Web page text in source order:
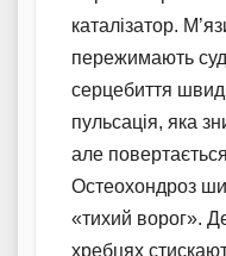
каталізатор.
пережимають
серцебиття
пульсація, яка
але
Остеохондроз
«тихий ворог».
хребцях